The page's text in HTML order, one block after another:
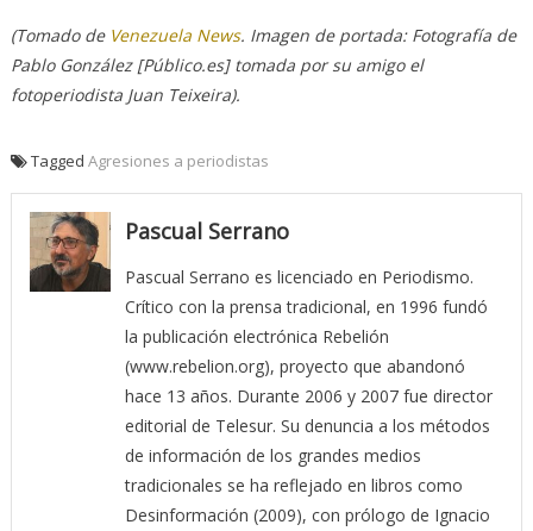
(Tomado de Venezuela News. Imagen de portada: Fotografía de
Pablo González [Público.es] tomada por su amigo el
fotoperiodista Juan Teixeira).
Tagged Agresiones a periodistas
Pascual Serrano
Pascual Serrano es licenciado en Periodismo.
Crítico con la prensa tradicional, en 1996 fundó
la publicación electrónica Rebelión
(www.rebelion.org), proyecto que abandonó
hace 13 años. Durante 2006 y 2007 fue director
editorial de Telesur. Su denuncia a los métodos
de información de los grandes medios
tradicionales se ha reflejado en libros como
Desinformación (2009), con prólogo de Ignacio